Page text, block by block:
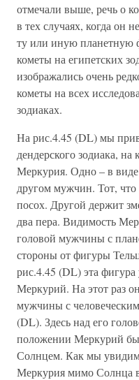
отмечали выше, речь о
в тех случаях, когда он
ту или иную планетную
кометы на египетских
изображались очень
кометы на всех
зодиаках.
На рис.4.45 (DL) мы
дендерского зодиака,
Меркурия. Одно – в
другом мужчин. Тот,
посох. Другой держит
два пера. Видимость
головой мужчины с
стороны от фигуры
рис.4.45 (DL) эта
Меркурий. На этот раз
мужчины с
(DL). Здесь над его
положении Меркурий
Солнцем. Как мы
Меркурия мимо Солнца в